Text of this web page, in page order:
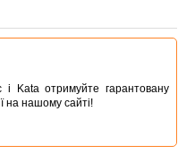
і Kata отримуйте гарантовану
на нашому сайті!